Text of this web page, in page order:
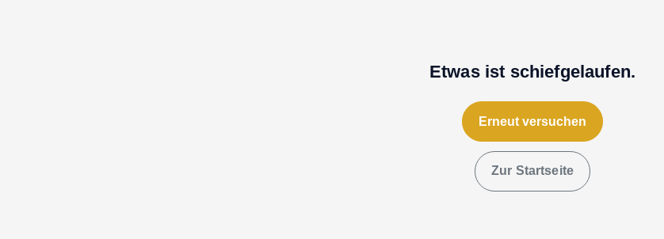
Etwas ist schiefgelaufen.
Erneut versuchen
Zur Startseite